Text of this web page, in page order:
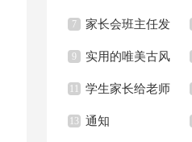
学心得
7 家长会班主任发
言稿集合15篇
9 实用的唯美古风
句子合集36句
11 学生家长给老师
的感谢信合集6篇
13 通知